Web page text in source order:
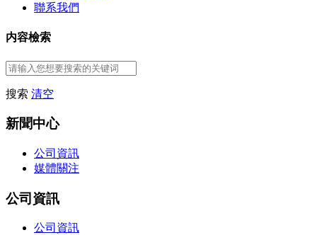
聯系我們
内容檢索
搜索 清空
新聞中心
公司資訊
媒體關注
公司資訊
公司資訊